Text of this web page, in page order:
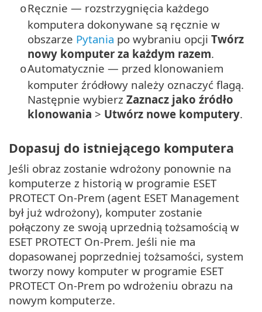
oRęcznie — rozstrzygnięcia każdego
komputera dokonywane są ręcznie w
obszarze Pytania po wybraniu opcji Twórz
nowy komputer za każdym razem.
oAutomatycznie — przed klonowaniem
komputer źródłowy należy oznaczyć flagą.
Następnie wybierz Zaznacz jako źródło
klonowania > Utwórz nowe komputery.
Dopasuj do istniejącego komputera
Jeśli obraz zostanie wdrożony ponownie na
komputerze z historią w programie ESET
PROTECT On-Prem (agent ESET Management
był już wdrożony), komputer zostanie
połączony ze swoją uprzednią tożsamością w
ESET PROTECT On-Prem. Jeśli nie ma
dopasowanej poprzedniej tożsamości, system
tworzy nowy komputer w programie ESET
PROTECT On-Prem po wdrożeniu obrazu na
nowym komputerze.